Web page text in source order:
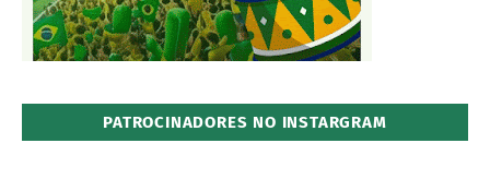
PATROCINADORES NO INSTARGRAM